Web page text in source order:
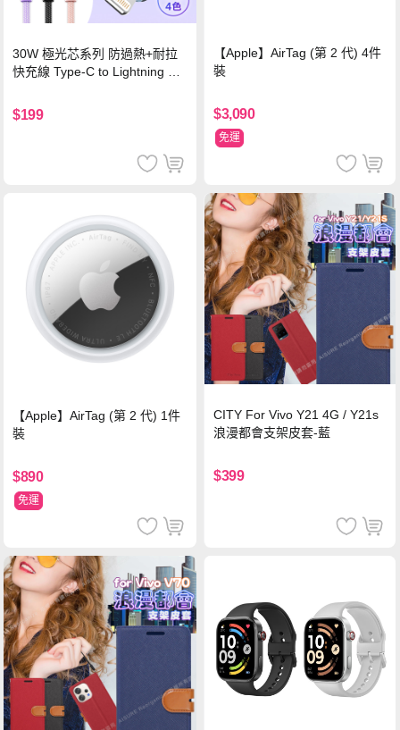
30W 極光芯系列 防過熱+耐拉
快充線 Type-C to Lightning 傳
$199
【Apple】AirTag (第 2 代) 4件
裝
$3,090
免運
【Apple】AirTag (第 2 代) 1件
裝
$890
免運
CITY For Vivo Y21 4G / Y21s
浪漫都會支架皮套-藍
$399